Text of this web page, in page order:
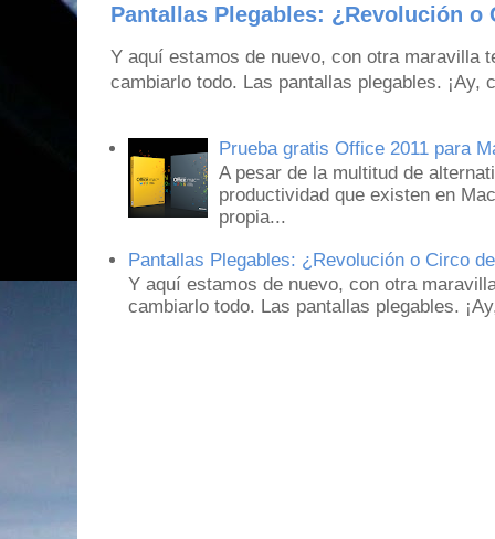
Pantallas Plegables: ¿Revolución o
Y aquí estamos de nuevo, con otra maravilla
cambiarlo todo. Las pantallas plegables. ¡Ay,
Prueba gratis Office 2011 para
A pesar de la multitud de
productividad que existen en
propia...
Pantallas Plegables: ¿Revolución o Circo
Y aquí estamos de nuevo, con otra
cambiarlo todo. Las pantallas plegables.